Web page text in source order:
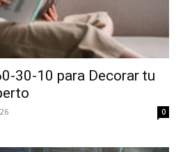
30-10 para Decorar tu
0